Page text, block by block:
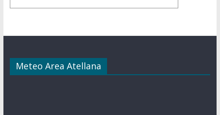
Meteo Area Atellana